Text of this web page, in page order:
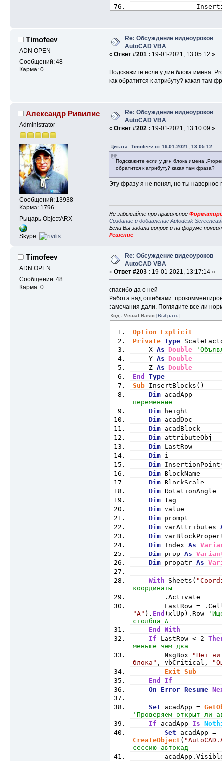
i).value
BlockScale.X
BlockScale.Y
Set
BlockName,
End If
.Range("L"
& i).value
.Range("N" &
varAttributes(3).TextString =
.Range("O" &
varAttributes(4).TextString =
varAttributes(5).TextString =
.Range("Q" &
.Range("L" & i).value
.Range("M" & i).value
For
UBound
' ошибка №6
prop.value
ElseIf
"Длина" Then
prop.value
i).value
' это нафига в
Next i
End With
'Zoom in to the
'Release the
Set acadBlock =
Set acadDoc =
Set acadApp =
Sub
Timofeev
ADN OPEN
Сообщений: 48
Карма: 0
Re: Обсуждение видеоуроков
AutoCAD VBA
« Ответ #201 : 19-01-2021, 13:05:12 »
Подскажите если у дин блока имена
как обратится к атрибуту? какая там
Александр Ривилис
Administrator
Сообщений: 13938
Карма: 1796
Рыцарь ObjectARX
Skype:
Re: Обсуждение видеоуроков
AutoCAD VBA
« Ответ #202 : 19-01-2021, 13:10:09 »
Цитата: Timofeev от 19-01-2021, 13:05:12
Подскажите если у дин блока имена
обратится к атрибуту? какая там фраза?
Эту фразу я не понял, но ты наверное
Не забывайте про правильное
Создание и добавление Autodesk
Если Вы задали вопрос и на форуме
Решение
Timofeev
ADN OPEN
Сообщений: 48
Карма: 0
Re: Обсуждение видеоуроков
AutoCAD VBA
« Ответ #203 : 19-01-2021, 13:17:14 »
спасибо да о ней
Работа над ошибками:
замечания дали. Поглядите все ли
Код - Visual Basic [Выбрать]
Option
Explicit
Private Type
X As Double
Y As
Double
Z As
Double
End
Type
Sub InsertBlocks()
Dim
переменные
Dim
Dim
Dim
Dim
Dim
Dim
Dim
Dim
Dim
Dim
Dim
Dim
Dim
Dim varAttributes
Dim
Dim Index As
Dim prop As
Dim propatr As
With Sheets(
координаты
.Activate
"A" ). End (xlUp).Row
столбца A
End
With
If LastRow < 2
меньше чем два
MsgBox
"Нет ни
блока" , vbCritical,
Exit
Sub
End
If
On
Error Resume
Set acadApp =
'Проверяем открыт ли
If acadApp Is
Set
CreateObject (
сессию автокад